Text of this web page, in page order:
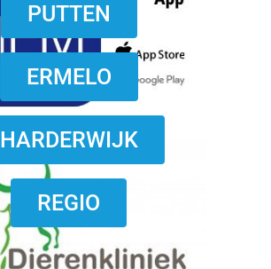
PUTTEN
ERMELO
HARDERWIJK
REGIO